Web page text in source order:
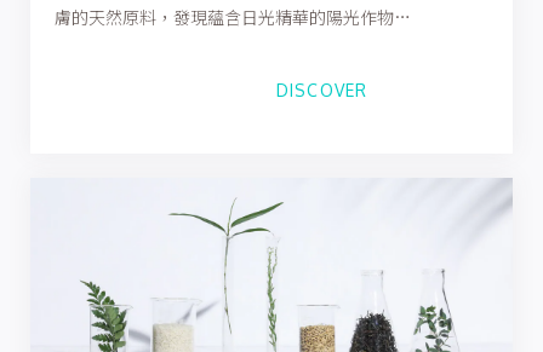
膚的天然原料，發現蘊含日光精華的陽光作物…
DISCOVER